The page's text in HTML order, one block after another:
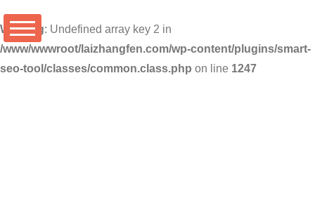
Warning: Undefined array key 2 in
/www/wwwroot/laizhangfen.com/wp-content/plugins/smart-
seo-tool/classes/common.class.php on line 1247